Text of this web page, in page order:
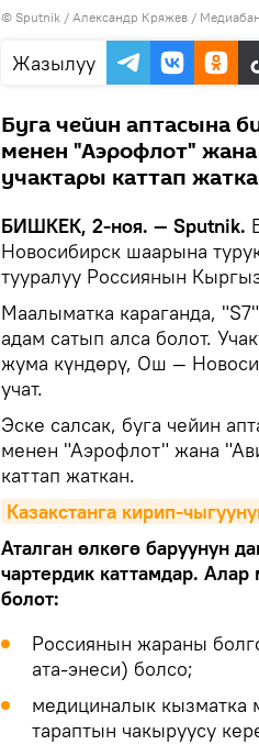
© Sputnik / Александр Кряжев /
Жазылуу
Буга чейин аптасына
менен "Аэрофлот"
учактары каттап
БИШКЕК, 2-ноя. — Sputnik.
Новосибирск шаарына
тууралуу Россиянын
Маалыматка караганда,
адам сатып алса болот.
жума күндөрү, Ош —
учат.
Эске салсак, буга чейин
менен "Аэрофлот" жана
каттап жаткан.
Казакстанга кирип-
Аталган өлкөгө баруунун
чартердик каттамдар.
болот:
Россиянын жараны
ата-энеси) болсо;
медициналык кызматка
тараптын чакыруусу